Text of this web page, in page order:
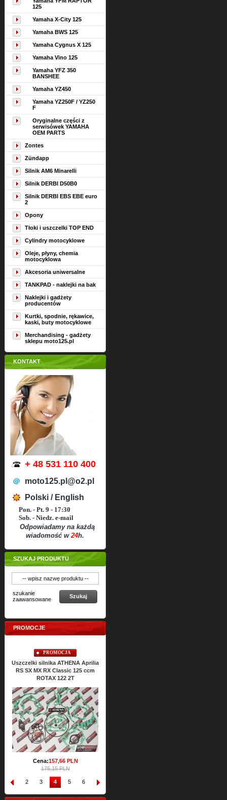
125
Yamaha X-City 125
Yamaha BWS 125
Yamaha Cygnus X 125
Yamaha Vino 125
Yamaha YFZ 350
BANSHEE
Yamaha YZ450
Yamaha YZ250F / YZ250
F
Oryginalne części z
serwisówek YAMAHA
OEM PARTS
Zontes
Zündapp
Silnik AM6 Minarelli
Silnik DERBI D50B0
Silnik DERBI EBS EBE euro
2
Opony
Tłoki i uszczelki TOP END
Cylindry motocyklowe
Oleje, płyny, chemia
motocyklowa
Akcesoria uniwersalne
TANKPAD - naklejki na bak
Naklejki i gadżety
producentów
Kurtki, spodnie, rękawice,
kaski, buty motocyklowe
Merchandising - gadżety
sklepu moto125.pl
KONTAKT
+ 48 531 110 400
moto125.pl@o2.pl
Polski / English
Pon. - Pt. 9 - 17:30
Sob. - Niedz. e-mail
Odpowiadamy na każdą
wiadomość w24h.
SZUKAJ PRODUKTU
szukanie
zaawansowane
Szukaj
PROMOCJE
PROMOCJA
Uszczelki silnika ATHENA Aprilia
RS SX MX RX Classic 125 ccm
ROTAX 122 2T
Cena:157,66PLN
175,15 PLN
1 2 3 4 5 6 7